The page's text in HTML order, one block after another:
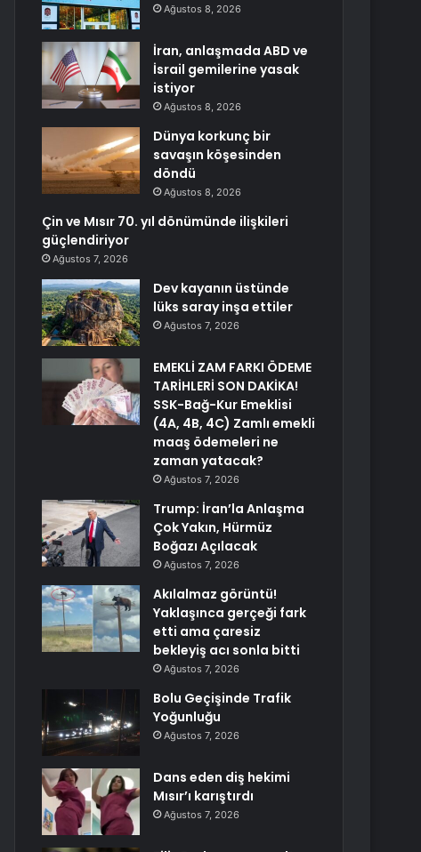
Ağustos 8, 2026
İran, anlaşmada ABD ve
İsrail gemilerine yasak
istiyor
Ağustos 8, 2026
Dünya korkunç bir
savaşın köşesinden
döndü
Ağustos 8, 2026
Çin ve Mısır 70. yıl dönümünde ilişkileri
güçlendiriyor
Ağustos 7, 2026
Dev kayanın üstünde
lüks saray inşa ettiler
Ağustos 7, 2026
EMEKLİ ZAM FARKI ÖDEME
TARİHLERİ SON DAKİKA!
SSK-Bağ-Kur Emeklisi
(4A, 4B, 4C) Zamlı emekli
maaş ödemeleri ne
zaman yatacak?
Ağustos 7, 2026
Trump: İran’la Anlaşma
Çok Yakın, Hürmüz
Boğazı Açılacak
Ağustos 7, 2026
Akılalmaz görüntü!
Yaklaşınca gerçeği fark
etti ama çaresiz
bekleyiş acı sonla bitti
Ağustos 7, 2026
Bolu Geçişinde Trafik
Yoğunluğu
Ağustos 7, 2026
Dans eden diş hekimi
Mısır’ı karıştırdı
Ağustos 7, 2026